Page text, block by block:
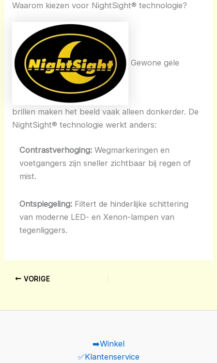
Waarom kiezen voor NightSight® technologie?
Gewone gele
brillen maken het beeld vaak alleen donkerder. De
NightSight® technologie werkt anders:
Contrastverhoging:Wegmarkeringen en
voetgangers zijn sneller zichtbaar bij regen of
mist.
Ontspiegeling: Filtert de hinderlijke schittering
van moderne LED- en Xenon-lampen van
tegenliggers.
VORIGE
➡️Winkel
✅Klantenservice